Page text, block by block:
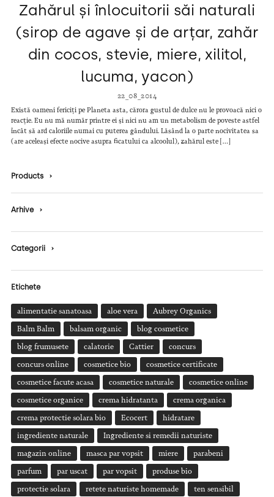
Zahărul și înlocuitorii săi naturali
(sirop de agave și de arțar, zahăr
din cocos, stevie, miere, xilitol,
lucuma, yacon)
22_08_2014
Există oameni fericiți pe Planeta asta, cărora gustul de dulce nu le provoacă nici o
reacție. Eu nu mă număr printre ei și nici nu am un metabolism de poveste astfel
încât să ard caloriile numai cu puterea gândului. Lăsând la o parte nocivitatea sa
(are aceleași efecte nocive asupra ficatului ca alcoolul), zahărul este […]
Products ›
Arhive ›
Categorii ›
Etichete
alimentatie sanatoasa aloe vera Aubrey Organics
Balm Balm balsam organic blog cosmetice
blog frumusete calatorie Cattier concurs
concurs online cosmetice bio cosmetice certificate
cosmetice facute acasa cosmetice naturale cosmetice online
cosmetice organice crema hidratanta crema organica
crema protectie solara bio Ecocert hidratare
ingrediente naturale Ingrediente si remedii naturiste
magazin online masca par vopsit miere parabeni
parfum par uscat par vopsit produse bio
protectie solara retete naturiste homemade ten sensibil